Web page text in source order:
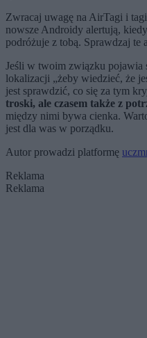
Zwracaj uwagę na AirTagi i
nowsze Androidy alertują,
podróżuje z tobą. Sprawdzaj te
Jeśli w twoim związku pojawia
lokalizacji „żeby wiedzieć, że
jest sprawdzić, co się za tym
troski, ale czasem także z
między nimi bywa cienka.
jest dla was w porządku.
Autor prowadzi platformę
Reklama
Reklama